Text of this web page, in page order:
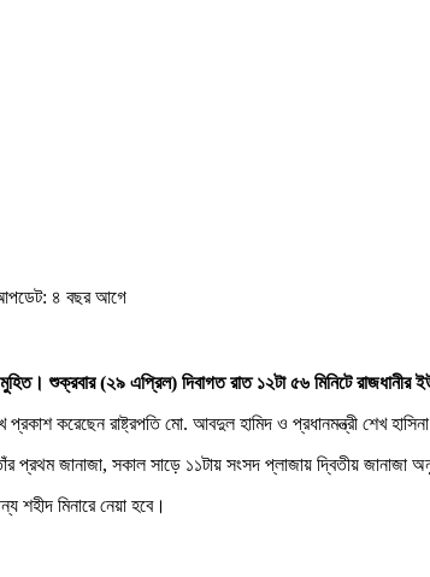
৪ বছর আগে
শুক্রবার (২৯ এপ্রিল) দিবাগত রাত ১২টা ৫৬ মিনিটে রাজধানীর
করেছেন রাষ্ট্রপতি মো. আবদুল হামিদ ও প্রধানমন্ত্রী শেখ
জানাজা, সকাল সাড়ে ১১টায় সংসদ প্লাজায় দ্বিতীয় জানাজা
শহীদ মিনারে নেয়া হবে।